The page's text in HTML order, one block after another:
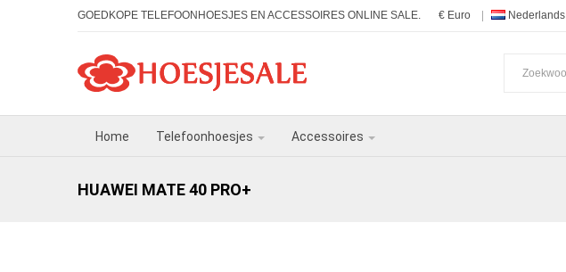
GOEDKOPE TELEFOONHOESJES EN ACCESSOIRES ONLINE SALE. € Euro Nederlands
Home Telefoonhoesjes Accessoires
HUAWEI MATE 40 PRO+